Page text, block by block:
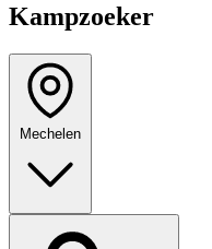
Kampzoeker
Mechelen